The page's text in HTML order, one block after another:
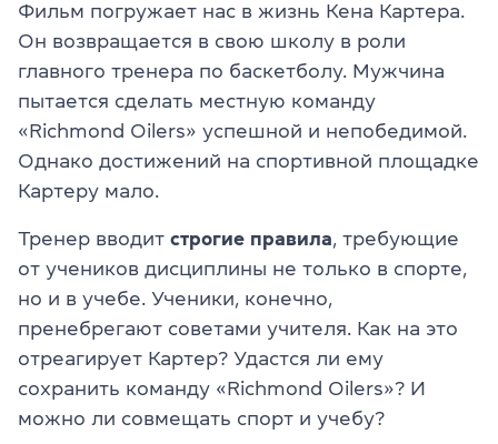
Фильм погружает нас в жизнь Кена Картера.
Он возвращается в свою школу в роли
главного тренера по баскетболу. Мужчина
пытается сделать местную команду
«Richmond Oilers» успешной и непобедимой.
Однако достижений на спортивной площадке
Картеру мало.
Тренер вводит строгие правила, требующие
от учеников дисциплины не только в спорте,
но и в учебе. Ученики, конечно,
пренебрегают советами учителя. Как на это
отреагирует Картер? Удастся ли ему
сохранить команду «Richmond Oilers»? И
можно ли совмещать спорт и учебу?